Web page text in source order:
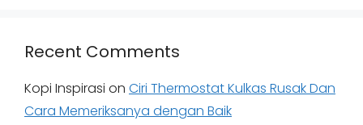
Recent Comments
Kopi Inspirasi on Ciri Thermostat Kulkas Rusak Dan
Cara Memeriksanya dengan Baik